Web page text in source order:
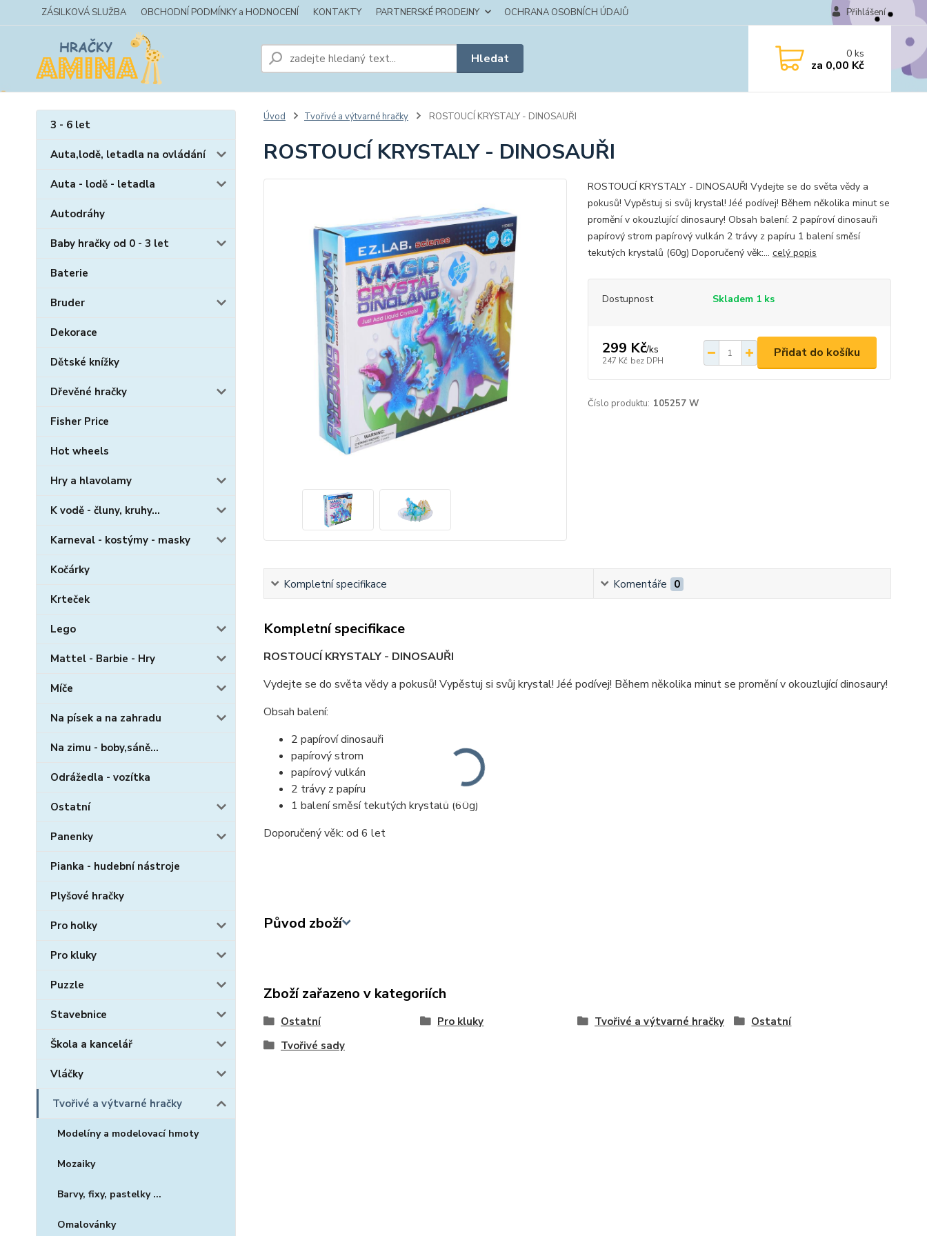
ZÁSILKOVÁ SLUŽBA OBCHODNÍ PODMÍNKY a HODNOCENÍ KONTAKTY PARTNERSKÉ PRODEJNY OCHRANA OSOBNÍCH ÚDAJŮ Přihlášení
Hledat 0ks
za 0,00 Kč
3 - 6 let
Auta,lodě, letadla na ovládání
Auta - lodě - letadla
Autodráhy
Baby hračky od 0 - 3 let
Baterie
Bruder
Dekorace
Dětské knížky
Dřevěné hračky
Fisher Price
Hot wheels
Hry a hlavolamy
K vodě - čluny, kruhy...
Karneval - kostýmy - masky
Kočárky
Krteček
Lego
Mattel - Barbie - Hry
Míče
Na písek a na zahradu
Na zimu - boby,sáně...
Odrážedla - vozítka
Ostatní
Panenky
Pianka - hudební nástroje
Plyšové hračky
Pro holky
Pro kluky
Puzzle
Stavebnice
Škola a kancelář
Vláčky
Tvořivé a výtvarné hračky
Modelíny a modelovací hmoty
Mozaiky
Barvy, fixy, pastelky ...
Omalovánky
Úvod Tvořivé a výtvarné hračky ROSTOUCÍ KRYSTALY - DINOSAUŘI
ROSTOUCÍ KRYSTALY - DINOSAUŘI
ROSTOUCÍ KRYSTALY - DINOSAUŘI Vydejte se do světa vědy a
pokusů! Vypěstuj si svůj krystal! Jéé podívej! Během několika minut se
promění v okouzlující dinosaury! Obsah balení: 2 papíroví dinosauři
papírový strom papírový vulkán 2 trávy z papíru 1 balení směsí
tekutých krystalů (60g) Doporučený věk:... celý popis
Dostupnost Skladem 1 ks
299 Kč/ks
247 Kč bez DPH
Přidat do košíku
Číslo produktu: 105257 W
Kompletní specifikace Komentáře 0
Kompletní specifikace
ROSTOUCÍ KRYSTALY - DINOSAUŘI
Vydejte se do světa vědy a pokusů! Vypěstuj si svůj krystal! Jéé podívej! Během několika minut se promění v okouzlující dinosaury!
Obsah balení:
2 papíroví dinosauři
papírový strom
papírový vulkán
2 trávy z papíru
1 balení směsí tekutých krystalů (60g)
Doporučený věk: od 6 let
Původ zboží
Zboží zařazeno v kategoriích
Ostatní Pro kluky Tvořivé a výtvarné hračky
Ostatní
Tvořivé sady